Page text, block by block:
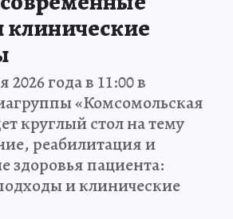
года в 11:00 в
«Комсомольская
круглый стол на тему
реабилитация и
здоровья пациента:
и клинические